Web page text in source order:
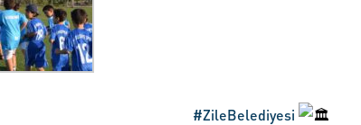
#ZileBelediyesi